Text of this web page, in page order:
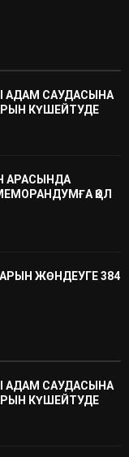
АДАМ САУДАСЫНА
КҮШЕЙТУДЕ
АРАСЫНДА
ҚОЛ
ЖӨНДЕУГЕ 384
АДАМ САУДАСЫНА
КҮШЕЙТУДЕ